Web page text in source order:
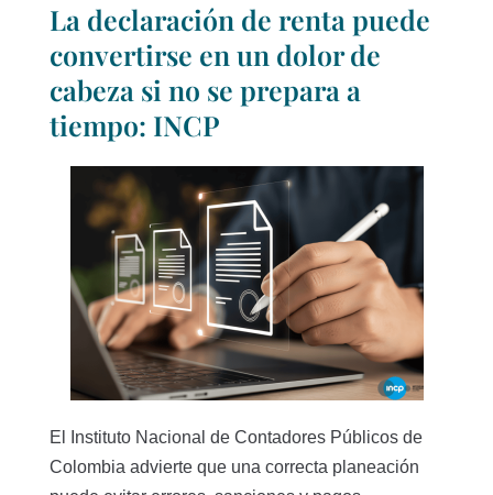
La declaración de renta puede
convertirse en un dolor de
cabeza si no se prepara a
tiempo: INCP
El Instituto Nacional de Contadores Públicos de
Colombia advierte que una correcta planeación